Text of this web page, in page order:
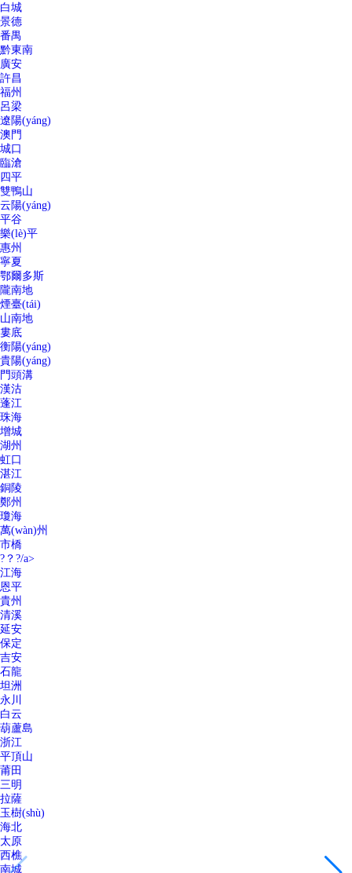
白城
景德
番禺
黔東南
廣安
許昌
福州
呂梁
遼陽(yáng)
澳門
城口
臨滄
四平
雙鴨山
云陽(yáng)
平谷
樂(lè)平
惠州
寧夏
鄂爾多斯
隴南地
煙臺(tái)
山南地
婁底
衡陽(yáng)
貴陽(yáng)
門頭溝
漢沽
蓬江
珠海
增城
湖州
虹口
湛江
銅陵
鄭州
瓊海
萬(wàn)州
市橋
?？?/a>
江海
恩平
貴州
清溪
延安
保定
吉安
石龍
坦洲
永川
白云
葫蘆島
浙江
平頂山
莆田
三明
拉薩
玉樹(shù)
海北
太原
西樵
南城